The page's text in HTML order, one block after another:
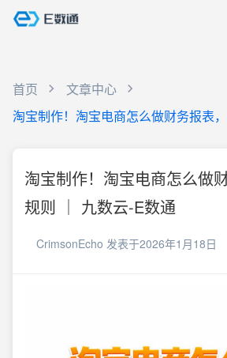
首页
文章中心
淘宝制作！淘宝电商怎么做财务报表
淘宝制作！淘宝电商怎么做
规则 ｜ 九数云-E数通
CrimsonEcho 发表于2026年1月18日